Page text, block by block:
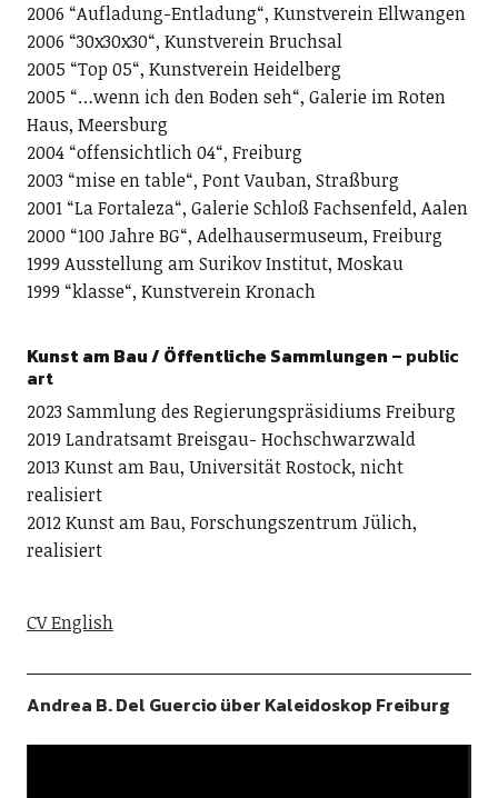
2006 “Aufladung-Entladung“, Kunstverein Ellwangen
2006 “30x30x30“, Kunstverein Bruchsal
2005 “Top 05“, Kunstverein Heidelberg
2005 “…wenn ich den Boden seh“, Galerie im Roten
Haus, Meersburg
2004 “offensichtlich 04“, Freiburg
2003 “mise en table“, Pont Vauban, Straßburg
2001 “La Fortaleza“, Galerie Schloß Fachsenfeld, Aalen
2000 “100 Jahre BG“, Adelhausermuseum, Freiburg
1999 Ausstellung am Surikov Institut, Moskau
1999 “klasse“, Kunstverein Kronach
Kunst am Bau / Öffentliche Sammlungen – public
art
2023 Sammlung des Regierungspräsidiums Freiburg
2019 Landratsamt Breisgau- Hochschwarzwald
2013 Kunst am Bau, Universität Rostock, nicht
realisiert
2012 Kunst am Bau, Forschungszentrum Jülich,
realisiert
CV English
Andrea B. Del Guercio über Kaleidoskop Freiburg